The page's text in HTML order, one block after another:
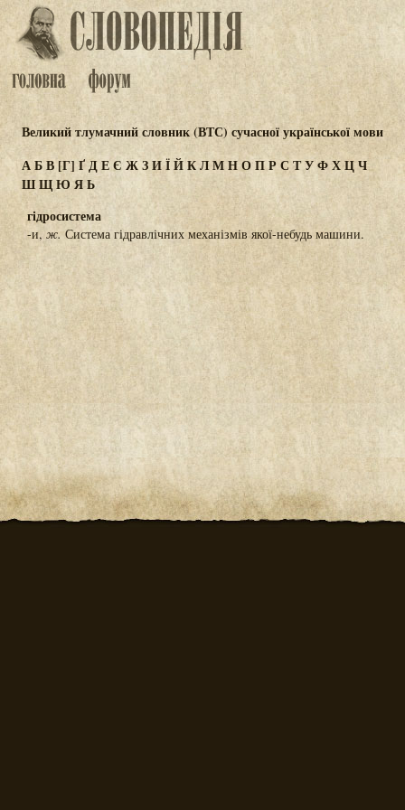
Великий тлумачний словник (ВТС) сучасної української мови
АБВ[Г] ҐДЕЄ ЖЗИЇЙКЛМНОПР СТУФХЦЧ
ШЩЮЯЬ
гідросистема
-и, ж. Система гідравлічних механізмів якої-небудь машини.